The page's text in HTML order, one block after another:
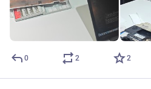
0 2 2